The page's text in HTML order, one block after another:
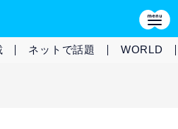
ネットで話題 WORLD